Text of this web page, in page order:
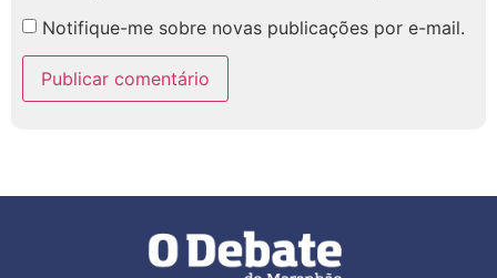
Notifique-me sobre novas publicações por e-mail.